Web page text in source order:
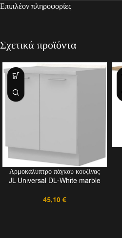
Επιπλέον πληροφορίες
Σχετικά προϊόντα
Αρμοκάλυπτρο πάγκου κουζίνας
JL Universal DL-White marble
45,10 €